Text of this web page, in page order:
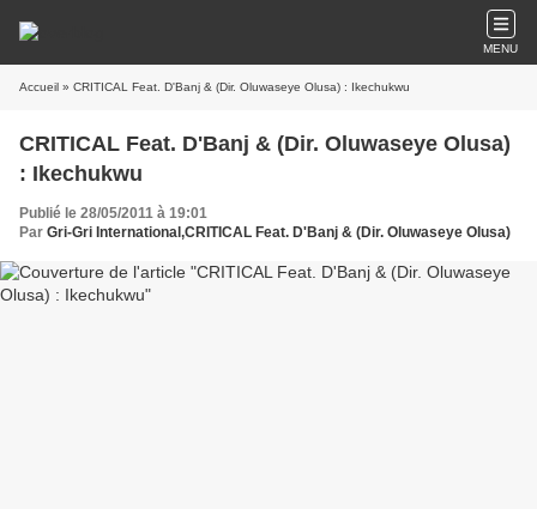
MENU
Accueil » CRITICAL Feat. D'Banj & (Dir. Oluwaseye Olusa) : Ikechukwu
CRITICAL Feat. D'Banj & (Dir. Oluwaseye Olusa)
: Ikechukwu
Publié le 28/05/2011 à 19:01
Par Gri-Gri International,CRITICAL Feat. D'Banj & (Dir. Oluwaseye Olusa)